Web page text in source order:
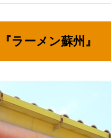
ラーメン蘇州』